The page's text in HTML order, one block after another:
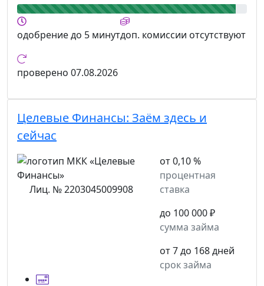
одобрениедо 5 минутдоп. комиссии отсутствуют
проверено 07.08.2026
Целевые Финансы: Заём здесь и
сейчас
Лиц. № 2203045009908
от 0,10 %
процентная
ставка
до 100 000 ₽
сумма займа
от 7 до 168 дней
срок займа